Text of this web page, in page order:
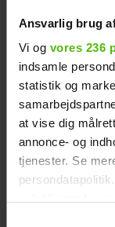
Ansvarlig brug
Vi og vores 236
indsamle
statistik og
at vise dig
annonce- og
tjenester. Se